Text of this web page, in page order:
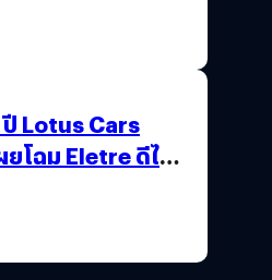
Lotus Cars
โฉม Eletre ดีไซน์